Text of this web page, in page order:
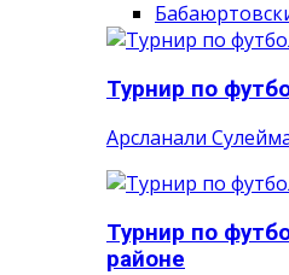
Турнир по
Арсланали
Турнир по
районе